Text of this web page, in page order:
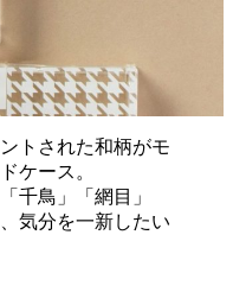
トされた和柄がモ
ケース。
千鳥」「網目」
気分を一新したい